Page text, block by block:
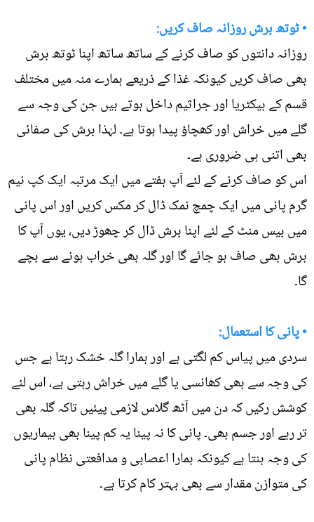
• ٹوتھ برش روزانہ صاف کریں:
روزانہ دانتوں کو صاف کرنے کے ساتھ ساتھ اپنا ٹوتھ برش
بھی صاف کریں کیونکہ غذا کے ذریعے ہمارے منہ میں مختلف
قسم کے بیکٹریا اور جراثیم داخل ہوتے ہیں جن کی وجہ سے
گلے میں خراش اور کھچاؤ پیدا ہوتا ہے۔ لہٰذا برش کی صفائی
بھی اتنی ہی ضروری ہے۔
اس کو صاف کرنے کے لئے آپ ہفتے میں ایک مرتبہ ایک کپ نیم
گرم پانی میں ایک چمچ نمک ڈال کر مکس کریں اور اس پانی
میں بیس منٹ کے لئے اپنا برش ڈال کر چھوڑ دیں، یوں آپ کا
برش بھی صاف ہو جائے گا اور گلہ بھی خراب ہونے سے بچے
گا۔
• پانی کا استعمال:
سردی میں پیاس کم لگتی ہے اور ہمارا گلہ خشک رہتا ہے جس
کی وجہ سے بھی کھانسی یا گلے میں خراش رہتی ہے، اس لئے
کوشش رکیں کہ دن میں آٹھ گلاس لازمی پیئیں تاکہ گلہ بھی
تر رہے اور جسم بھی۔ پانی کا نہ پینا یہ کم پینا بھی بیماریوں
کی وجہ بنتا ہے کیونکہ ہمارا اعصابی و مدافعتی نظام پانی
کی متوازن مقدار سے بھی بہتر کام کرتا ہے۔